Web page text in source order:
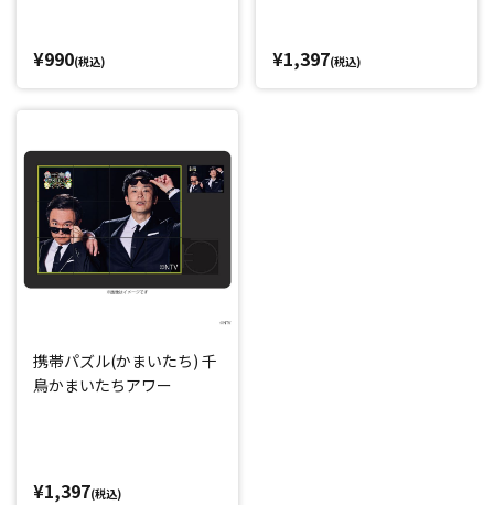
¥990(税込) ¥1,397(税込)
携帯パズル(かまいたち) 千
鳥かまいたちアワー
¥1,397(税込)